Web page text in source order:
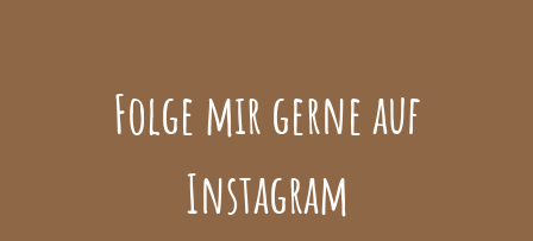
Folge mir gerne auf
Instagram